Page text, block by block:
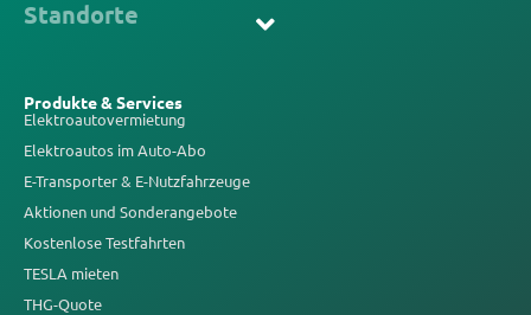
Standorte
Produkte & Services
Elektroautovermietung
Elektroautos im Auto-Abo
E-Transporter & E-Nutzfahrzeuge
Aktionen und Sonderangebote
Kostenlose Testfahrten
TESLA mieten
THG-Quote